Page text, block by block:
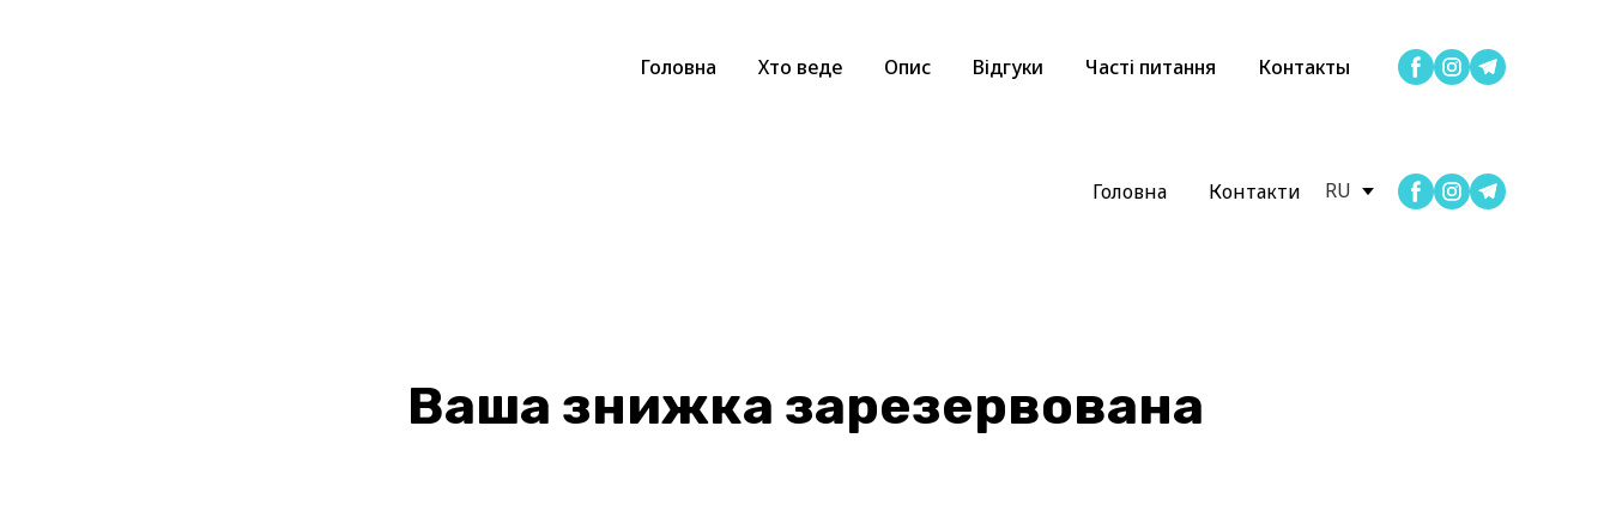
Головна Хто веде Опис Відгуки Часті питання Контакты
Головна Контакти RU
Ваша знижка зарезервована